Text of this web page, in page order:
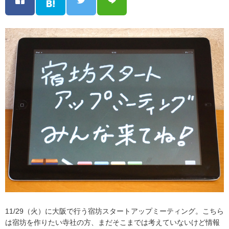
11/29（火）に大阪で行う宿坊スタートアップミーティング。こちら
は宿坊を作りたい寺社の方、まだそこまでは考えていないけど情報